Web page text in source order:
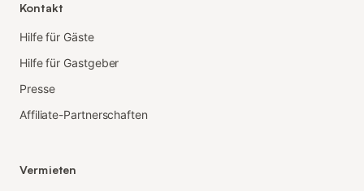
Kontakt
Hilfe für Gäste
Hilfe für Gastgeber
Presse
Affiliate-Partnerschaften
Vermieten